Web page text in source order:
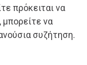
πρόκειται να
μπορείτε να
συζήτηση.